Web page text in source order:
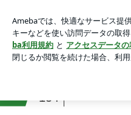
アプリをダウンロードして ブ
ょう。
154